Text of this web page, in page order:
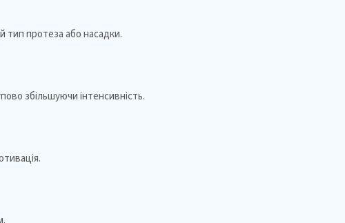
тип протеза або насадки.
збільшуючи інтенсивність.